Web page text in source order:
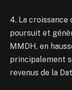
4. La
poursuit et
MMDH, en
principalement
revenus de la